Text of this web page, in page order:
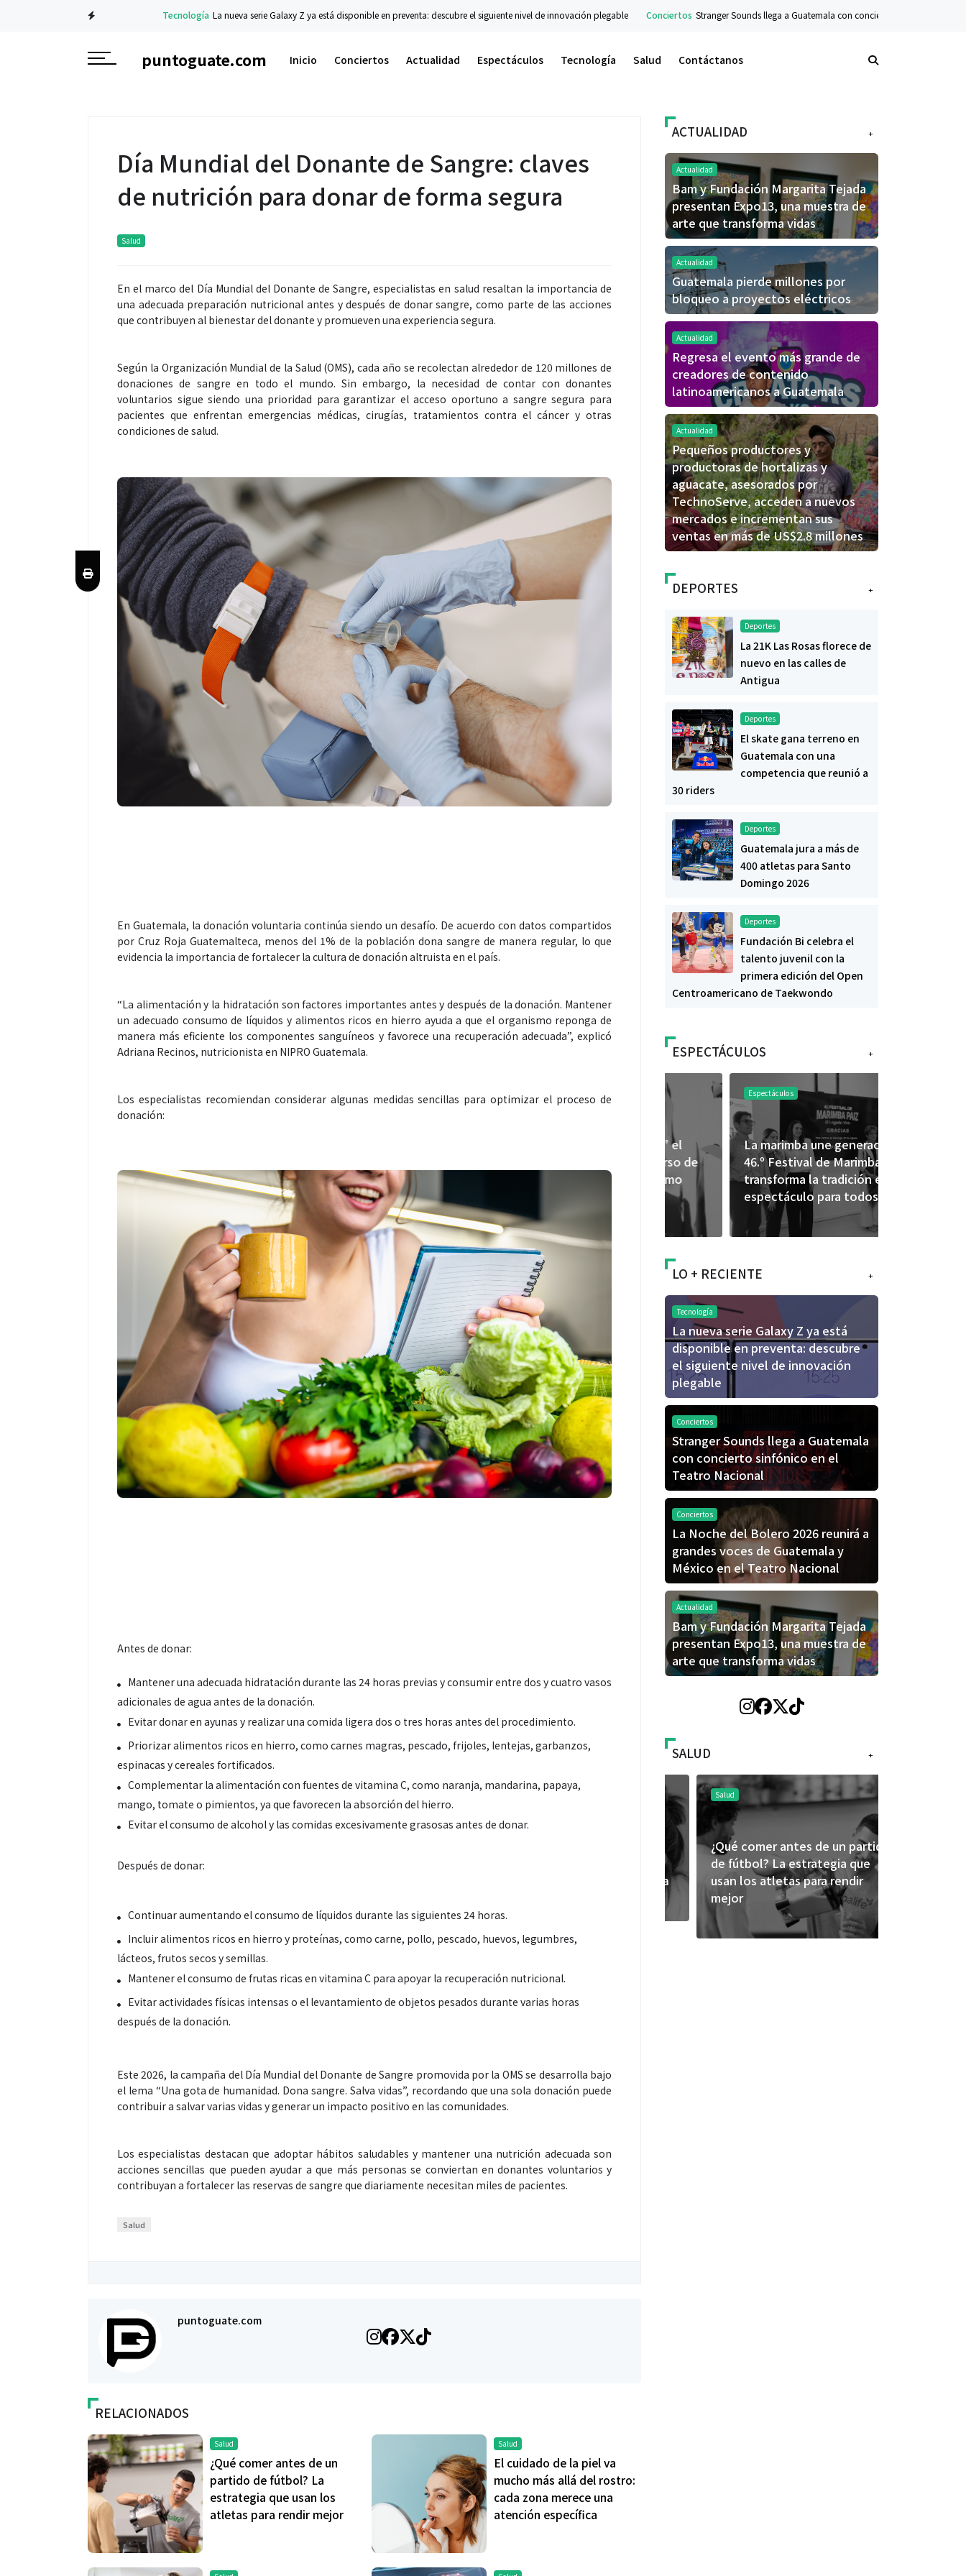
Tecnología La nueva serie Galaxy Z ya está disponible en preventa: descubre el siguiente nivel de innovación plegable Conciertos Stranger Sounds llega a Guatemala con concierto sinfónico en el Teatro
puntoguate.com Inicio Conciertos Actualidad Espectáculos Tecnología Salud Contáctanos
Día Mundial del Donante de Sangre: claves
de nutrición para donar de forma segura
Salud
En el marco del Día Mundial del Donante de Sangre, especialistas en salud resaltan la importancia de
una adecuada preparación nutricional antes y después de donar sangre, como parte de las acciones
que contribuyen al bienestar del donante y promueven una experiencia segura.
Según la Organización Mundial de la Salud (OMS), cada año se recolectan alrededor de 120 millones de
donaciones de sangre en todo el mundo. Sin embargo, la necesidad de contar con donantes
voluntarios sigue siendo una prioridad para garantizar el acceso oportuno a sangre segura para
pacientes que enfrentan emergencias médicas, cirugías, tratamientos contra el cáncer y otras
condiciones de salud.
En Guatemala, la donación voluntaria continúa siendo un desafío. De acuerdo con datos compartidos
por Cruz Roja Guatemalteca, menos del 1% de la población dona sangre de manera regular, lo que
evidencia la importancia de fortalecer la cultura de donación altruista en el país.
“La alimentación y la hidratación son factores importantes antes y después de la donación. Mantener
un adecuado consumo de líquidos y alimentos ricos en hierro ayuda a que el organismo reponga de
manera más eficiente los componentes sanguíneos y favorece una recuperación adecuada”, explicó
Adriana Recinos, nutricionista en NIPRO Guatemala.
Los especialistas recomiendan considerar algunas medidas sencillas para optimizar el proceso de
donación:
Antes de donar:
Mantener una adecuada hidratación durante las 24 horas previas y consumir entre dos y cuatro vasos
adicionales de agua antes de la donación.
Evitar donar en ayunas y realizar una comida ligera dos o tres horas antes del procedimiento.
Priorizar alimentos ricos en hierro, como carnes magras, pescado, frijoles, lentejas, garbanzos,
espinacas y cereales fortificados.
Complementar la alimentación con fuentes de vitamina C, como naranja, mandarina, papaya,
mango, tomate o pimientos, ya que favorecen la absorción del hierro.
Evitar el consumo de alcohol y las comidas excesivamente grasosas antes de donar.
Después de donar:
Continuar aumentando el consumo de líquidos durante las siguientes 24 horas.
Incluir alimentos ricos en hierro y proteínas, como carne, pollo, pescado, huevos, legumbres,
lácteos, frutos secos y semillas.
Mantener el consumo de frutas ricas en vitamina C para apoyar la recuperación nutricional.
Evitar actividades físicas intensas o el levantamiento de objetos pesados durante varias horas
después de la donación.
Este 2026, la campaña del Día Mundial del Donante de Sangre promovida por la OMS se desarrolla bajo
el lema “Una gota de humanidad. Dona sangre. Salva vidas”, recordando que una sola donación puede
contribuir a salvar varias vidas y generar un impacto positivo en las comunidades.
Los especialistas destacan que adoptar hábitos saludables y mantener una nutrición adecuada son
acciones sencillas que pueden ayudar a que más personas se conviertan en donantes voluntarios y
contribuyan a fortalecer las reservas de sangre que diariamente necesitan miles de pacientes.
Salud
puntoguate.com
RELACIONADOS
Salud
¿Qué comer antes de un
partido de fútbol? La
estrategia que usan los
atletas para rendir mejor
Salud
El cuidado de la piel va
mucho más allá del rostro:
cada zona merece una
atención específica
+
ACTUALIDAD
Actualidad
Bam y Fundación Margarita Tejada
presentan Expo13, una muestra de
arte que transforma vidas
Actualidad
Guatemala pierde millones por
bloqueo a proyectos eléctricos
Actualidad
Regresa el evento más grande de
creadores de contenido
latinoamericanos a Guatemala
Actualidad
Pequeños productores y
productoras de hortalizas y
aguacate, asesorados por
TechnoServe, acceden a nuevos
mercados e incrementan sus
ventas en más de US$2.8 millones
+
DEPORTES
Deportes
La 21K Las Rosas florece de
nuevo en las calles de
Antigua
Deportes
El skate gana terreno en
Guatemala con una
competencia que reunió a
30 riders
Deportes
Guatemala jura a más de
400 atletas para Santo
Domingo 2026
Deportes
Fundación Bi celebra el
talento juvenil con la
primera edición del Open
Centroamericano de Taekwondo
+
ESPECTÁCULOS
Espectáculos
La marimba une generaciones: el
46.º Festival de Marimba Paiz
transforma la tradición en un
espectáculo para todos
“FRAGMENTOS” su próximo
Espectáculos
mundial en Spotify y Billboard
transforma la tradición en un
+
LO + RECIENTE
Tecnología
La nueva serie Galaxy Z ya está
disponible en preventa: descubre
el siguiente nivel de innovación
plegable
Conciertos
Stranger Sounds llega a Guatemala
con concierto sinfónico en el
Teatro Nacional
Conciertos
La Noche del Bolero 2026 reunirá a
grandes voces de Guatemala y
México en el Teatro Nacional
Actualidad
Bam y Fundación Margarita Tejada
presentan Expo13, una muestra de
arte que transforma vidas
+
SALUD
Salud
¿Qué comer antes de un partido
de fútbol? La estrategia que
usan los atletas para rendir
mejor
Salud
de fútbol? La estrategia que